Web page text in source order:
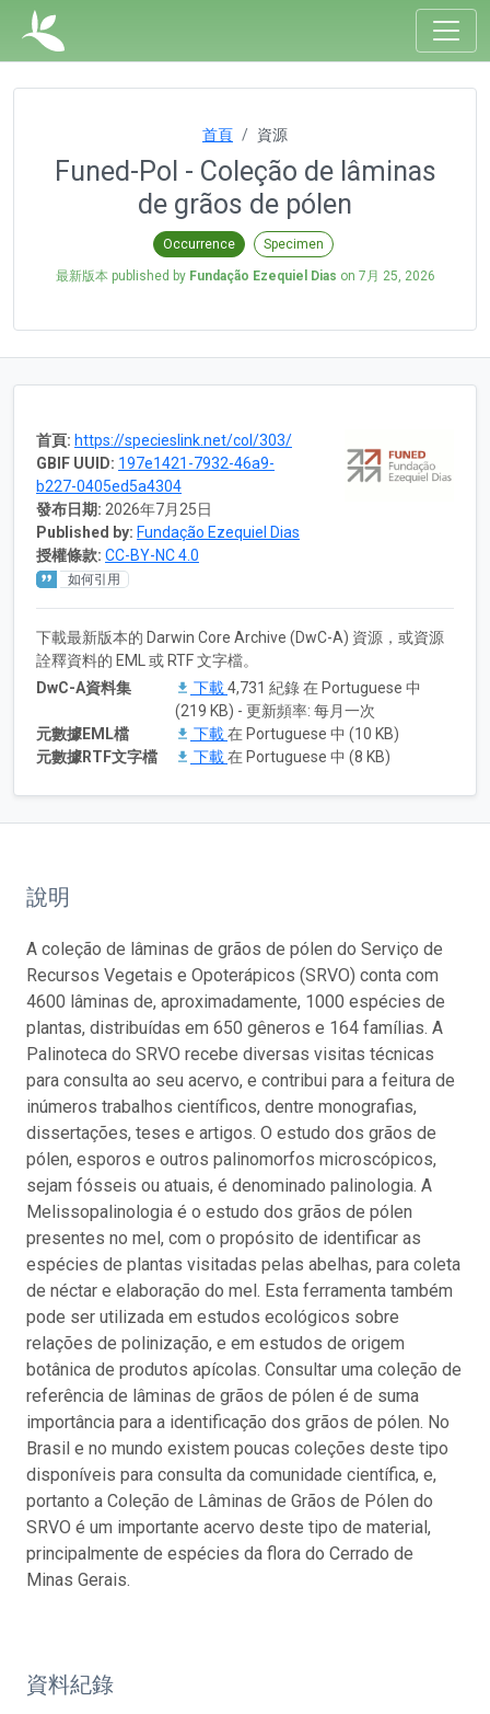
首頁 資源
Funed-Pol - Coleção de lâminas
de grãos de pólen
Occurrence Specimen
最新版本 published by Fundação Ezequiel Dias on 7月 25, 2026
首頁: https://specieslink.net/col/303/
GBIF UUID: 197e1421-7932-46a9-
b227-0405ed5a4304
發布日期: 2026年7月25日
Published by: Fundação Ezequiel Dias
授權條款: CC-BY-NC 4.0
如何引用
下載最新版本的 Darwin Core Archive (DwC-A) 資源，或資源
詮釋資料的 EML 或 RTF 文字檔。
DwC-A資料集
下載4,731 紀錄 在 Portuguese 中
(219 KB) - 更新頻率: 每月一次
元數據EML檔
下載在 Portuguese 中 (10 KB)
元數據RTF文字檔
下載在 Portuguese 中 (8 KB)
說明
A coleção de lâminas de grãos de pólen do Serviço de
Recursos Vegetais e Opoterápicos (SRVO) conta com
4600 lâminas de, aproximadamente, 1000 espécies de
plantas, distribuídas em 650 gêneros e 164 famílias. A
Palinoteca do SRVO recebe diversas visitas técnicas
para consulta ao seu acervo, e contribui para a feitura de
inúmeros trabalhos científicos, dentre monografias,
dissertações, teses e artigos. O estudo dos grãos de
pólen, esporos e outros palinomorfos microscópicos,
sejam fósseis ou atuais, é denominado palinologia. A
Melissopalinologia é o estudo dos grãos de pólen
presentes no mel, com o propósito de identificar as
espécies de plantas visitadas pelas abelhas, para coleta
de néctar e elaboração do mel. Esta ferramenta também
pode ser utilizada em estudos ecológicos sobre
relações de polinização, e em estudos de origem
botânica de produtos apícolas. Consultar uma coleção de
referência de lâminas de grãos de pólen é de suma
importância para a identificação dos grãos de pólen. No
Brasil e no mundo existem poucas coleções deste tipo
disponíveis para consulta da comunidade científica, e,
portanto a Coleção de Lâminas de Grãos de Pólen do
SRVO é um importante acervo deste tipo de material,
principalmente de espécies da flora do Cerrado de
Minas Gerais.
資料紀錄